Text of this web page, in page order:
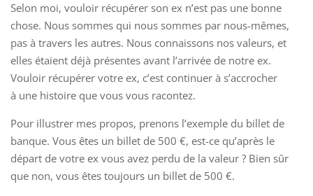
Selon moi, vouloir récupérer son ex n’est pas une bonne
chose. Nous sommes qui nous sommes par nous-mêmes,
pas à travers les autres. Nous connaissons nos valeurs, et
elles étaient déjà présentes avant l’arrivée de notre ex.
Vouloir récupérer votre ex, c’est continuer à s’accrocher
à une histoire que vous vous racontez.
Pour illustrer mes propos, prenons l’exemple du billet de
banque. Vous êtes un billet de 500 €, est-ce qu’après le
départ de votre ex vous avez perdu de la valeur ? Bien sûr
que non, vous êtes toujours un billet de 500 €.